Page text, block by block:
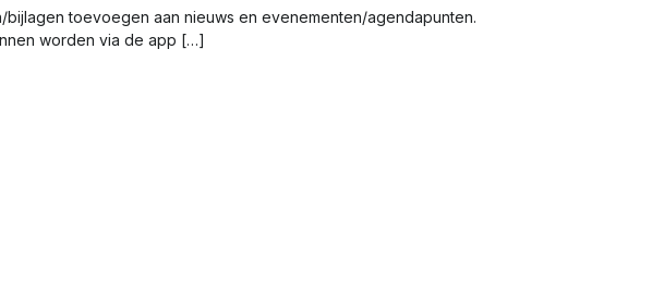
toevoegen aan nieuws en evenementen/agendapunten.
worden via de app […]